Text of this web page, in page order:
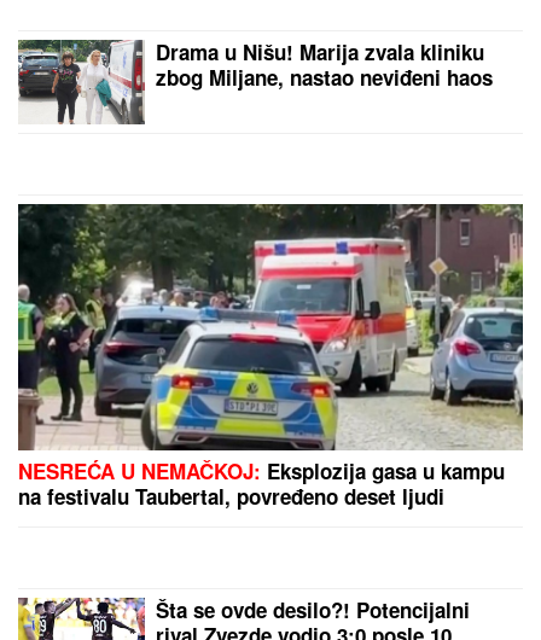
GOCA BOŽINOVSKA SA
PORODICOM U GRČKOJ!Snajka
Bojana grmi u kupaćem, pevačica se
sunča: Oglasila se sa jahte, ovako se
baškare (FOTO)